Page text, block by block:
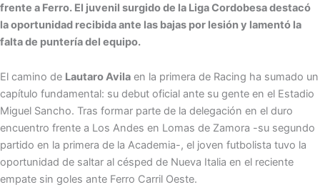
frente a Ferro. El juvenil surgido de la Liga Cordobesa destacó
la oportunidad recibida ante las bajas por lesión y lamentó la
falta de puntería del equipo.
El camino de Lautaro Avila en la primera de Racing ha sumado un
capítulo fundamental: su debut oficial ante su gente en el Estadio
Miguel Sancho. Tras formar parte de la delegación en el duro
encuentro frente a Los Andes en Lomas de Zamora -su segundo
partido en la primera de la Academia-, el joven futbolista tuvo la
oportunidad de saltar al césped de Nueva Italia en el reciente
empate sin goles ante Ferro Carril Oeste.